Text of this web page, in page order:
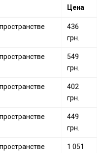
Цена
436
грн.
549
грн.
402
грн.
449
грн.
1 051